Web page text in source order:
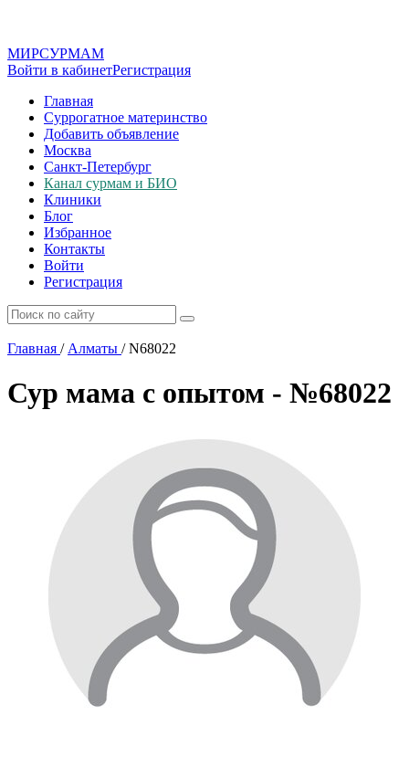
МИРСУРМАМ
Войти в кабинетРегистрация
Главная
Суррогатное материнство
Добавить объявление
Москва
Санкт-Петербург
Канал сурмам и БИО
Клиники
Блог
Избранное
Контакты
Войти
Регистрация
Главная / Алматы /N68022
Сур мама с опытом - №68022